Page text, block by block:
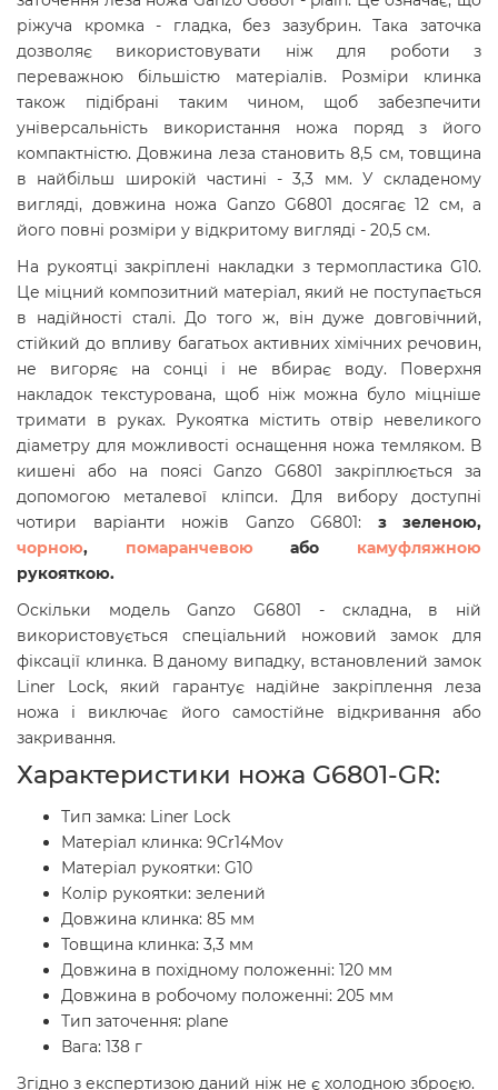
ріжуча кромка - гладка, без зазубрин. Така заточка
дозволяє використовувати ніж для роботи з
переважною більшістю матеріалів. Розміри клинка
також підібрані таким чином, щоб забезпечити
універсальність використання ножа поряд з його
компактністю. Довжина леза становить 8,5 см, товщина
в найбільш широкій частині - 3,3 мм. У складеному
вигляді, довжина ножа Ganzo G6801 досягає 12 см, а
його повні розміри у відкритому вигляді - 20,5 см.
На рукоятці закріплені накладки з термопластика G10.
Це міцний композитний матеріал, який не поступається
в надійності сталі. До того ж, він дуже довговічний,
стійкий до впливу багатьох активних хімічних речовин,
не вигоряє на сонці і не вбирає воду. Поверхня
накладок текстурована, щоб ніж можна було міцніше
тримати в руках. Рукоятка містить отвір невеликого
діаметру для можливості оснащення ножа темляком. В
кишені або на поясі Ganzo G6801 закріплюється за
допомогою металевої кліпси. Для вибору доступні
чотири варіанти ножів Ganzo G6801: з зеленою,
чорною, помаранчевою або камуфляжною
рукояткою.
Оскільки модель Ganzo G6801 - складна, в ній
використовується спеціальний ножовий замок для
фіксації клинка. В даному випадку, встановлений замок
Liner Lock, який гарантує надійне закріплення леза
ножа і виключає його самостійне відкривання або
закривання.
Характеристики ножа G6801-GR:
Тип замка: Liner Lock
Матеріал клинка: 9Cr14Mov
Матеріал рукоятки: G10
Колір рукоятки: зелений
Довжина клинка: 85 мм
Товщина клинка: 3,3 мм
Довжина в похідному положенні: 120 мм
Довжина в робочому положенні: 205 мм
Тип заточення: plane
Вага: 138 г
Згідно з експертизою даний ніж не є холодною зброєю.